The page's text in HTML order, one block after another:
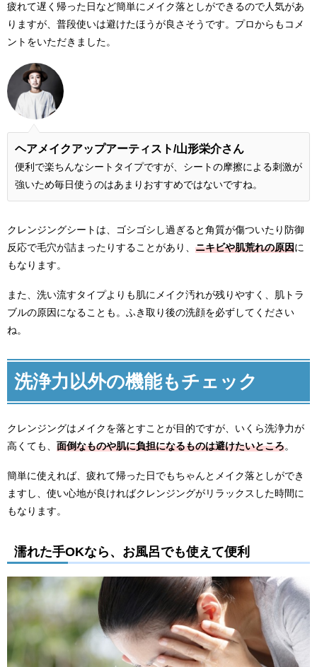
疲れて遅く帰った日など簡単にメイク落としができるので人気があ
りますが、普段使いは避けたほうが良さそうです。プロからもコメ
ントをいただきました。
ヘアメイクアップアーティスト/山形栄介さん
便利で楽ちんなシートタイプですが、シートの摩擦による刺激が
強いため毎日使うのはあまりおすすめではないですね。
クレンジングシートは、ゴシゴシし過ぎると角質が傷ついたり防御
反応で毛穴が詰まったりすることがあり、 ニキビや肌荒れの原因に
もなります。
また、洗い流すタイプよりも肌にメイク汚れが残りやすく、肌トラ
ブルの原因になることも。ふき取り後の洗顔を必ずしてください
ね。
洗浄力以外の機能もチェック
クレンジングはメイクを落とすことが目的ですが、いくら洗浄力が
高くても、 面倒なものや肌に負担になるものは避けたいところ。
簡単に使えれば、疲れて帰った日でもちゃんとメイク落としができ
ますし、使い心地が良ければクレンジングがリラックスした時間に
もなります。
濡れた手OKなら、お風呂でも使えて便利